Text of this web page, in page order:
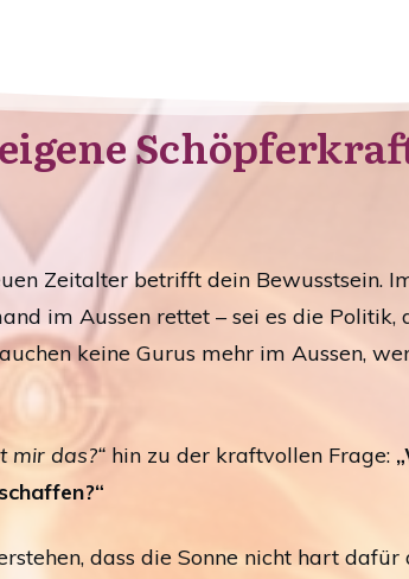
Zeitalter betrifft dein Bewusstsein.
im Aussen rettet – sei es die Politik,
keine Gurus mehr im Aussen,
mir das?“ hin zu der kraftvollen Frage:
dass die Sonne nicht hart dafür